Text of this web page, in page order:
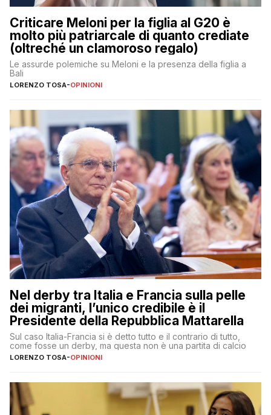
Criticare Meloni per la figlia al G20 è
molto più patriarcale di quanto crediate
(oltreché un clamoroso regalo)
Le assurde polemiche su Meloni e la presenza della figlia a
Bali
LORENZO TOSA-OPINIONI
Nel derby tra Italia e Francia sulla pelle
dei migranti, l’unico credibile è il
Presidente della Repubblica Mattarella
Sul caso Italia-Francia si è detto tutto e il contrario di tutto,
come fosse un derby, ma questa non è una partita di calcio
LORENZO TOSA-OPINIONI